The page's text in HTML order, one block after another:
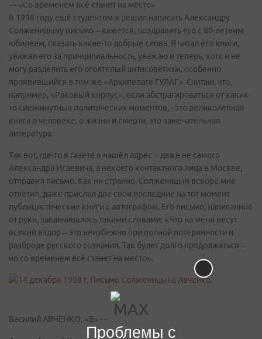
~~«Со временем всё станет на место»
В 1998 году ещё студентом я решил написать Александру
Солженицыну письмо – кажется, поздравить его с 80-летним
юбилеем, сказать какие-то добрые слова. Я читал его книги,
уважал его за принципиальность, уважаю и теперь, хотя и не
могу разделить его оголтелый антисоветизм, особенно
проявившийся в том же «Архипелаге ГУЛАГ». Считаю, что,
например, «Раковый корпус», если абстрагироваться от каких-
то сиюминутных политических моментов, - это великолепная
книга о человеке, о жизни и смерти, это замечательная
литература.
Так вот, где-то в газете я нашёл адрес – даже не самого
Александра Исаевича, а некоего контактного лица в Москве,
отправил письмо. Как ни странно, Солженицын вскоре мне
ответил, даже прислал две свои последние на тот момент
публицистические книги с автографом. Его письмо, написанное
от руки, заканчивалось такими словами: «Что на меня несут
всякий вздор – это неизбежно при полной потерянности и
разброде русского сознания. Так будет долго продолжаться –
но со временем всё станет на место».
Василий АВЧЕНКО, «В»~~
Проблемы с